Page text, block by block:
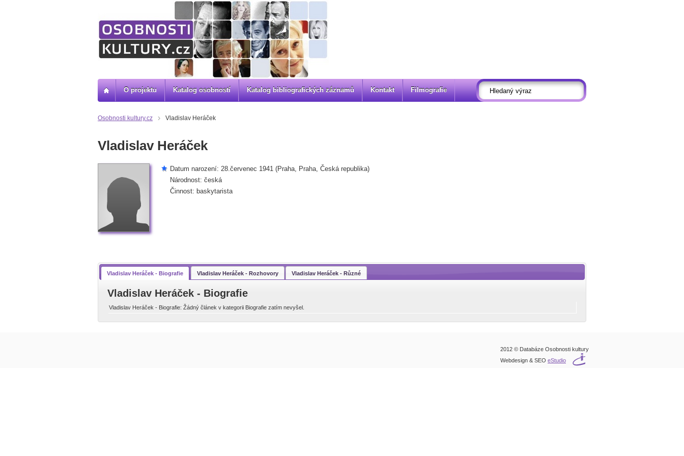
Osobnosti kultury.cz Vladislav Heráček
Vladislav Heráček
Datum narození: 28.červenec 1941 (Praha, Praha, Česká republika)
Národnost: česká
Činnost: baskytarista
Vladislav Heráček - Biografie Vladislav Heráček - Rozhovory Vladislav Heráček - Různé
Vladislav Heráček - Biografie
Vladislav Heráček - Biografie: Žádný článek v kategorii Biografie zatím nevyšel.
O projektu Katalog osobností Katalog bibliografických záznamů Kontakt Filmografie
2012 © Databáze Osobnosti kultury
Webdesign & SEO eStudio